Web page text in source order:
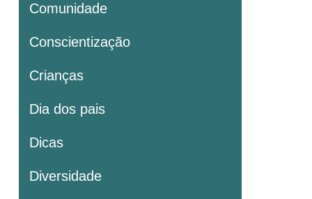
Comunidade
Conscientização
Crianças
Dia dos pais
Dicas
Diversidade